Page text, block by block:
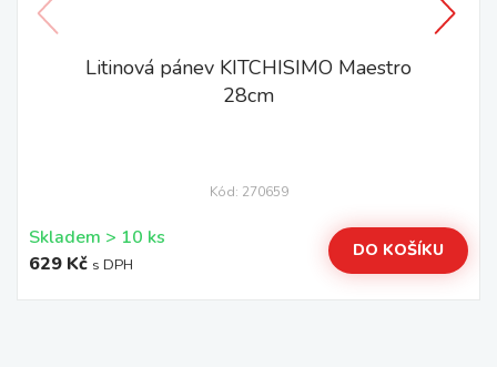
Litinová pánev KITCHISIMO Maestro
28cm
Kód: 270659
Skladem > 10 ks
629 Kč s DPH
DO KOŠÍKU